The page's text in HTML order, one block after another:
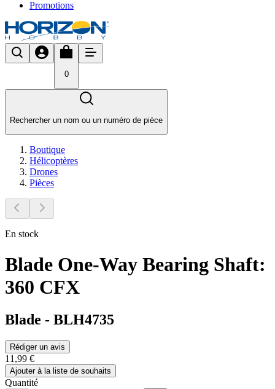
Promotions
0
Rechercher un nom ou un numéro de pièce
Boutique
Hélicoptères
Drones
Pièces
En stock
Blade One-Way Bearing Shaft:
360 CFX
Blade - BLH4735
Rédiger un avis
11,99 €
Ajouter à la liste de souhaits
Quantité